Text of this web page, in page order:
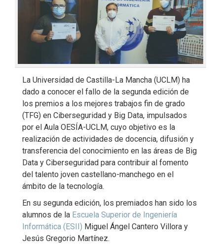
La Universidad de Castilla-La Mancha (UCLM) ha
dado a conocer el fallo de la segunda edición de
los premios a los mejores trabajos fin de grado
(TFG) en Ciberseguridad y Big Data, impulsados
por el Aula OESÍA-UCLM, cuyo objetivo es la
realización de actividades de docencia, difusión y
transferencia del conocimiento en las áreas de Big
Data y Ciberseguridad para contribuir al fomento
del talento joven castellano-manchego en el
ámbito de la tecnología.
En su segunda edición, los premiados han sido los
alumnos de la Escuela Superior de Ingeniería
Informática (ESII) Miguel Ángel Cantero Villora y
Jesús Gregorio Martínez.